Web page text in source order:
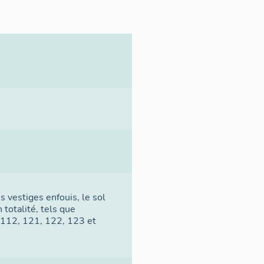
vestiges enfouis, le sol
totalité, tels que
121, 122, 123 et